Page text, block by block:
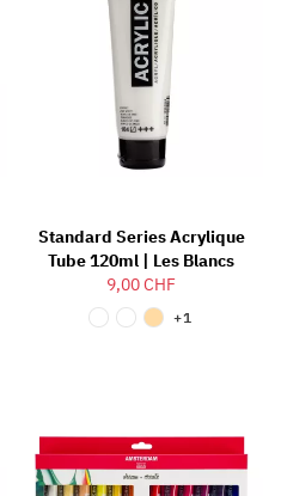
Standard Series Acrylique
Tube 120ml | Les Blancs
9,00 CHF
+1